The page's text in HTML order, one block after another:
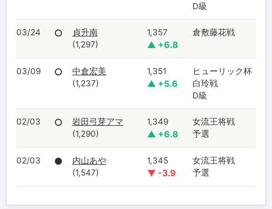
D級
03/24 ○
貞升南
(1,297)
1,357
▲ +6.8
倉敷藤花戦
03/09 ○
中倉宏美
(1,237)
1,351
▲ +5.6
ヒューリック杯
白玲戦
D級
02/03 ○
岩田弓芽アマ
(1,290)
1,349
▲ +6.8
女流王将戦
予選
02/03 ●
内山あや
(1,547)
1,345
▼ -3.9
女流王将戦
予選